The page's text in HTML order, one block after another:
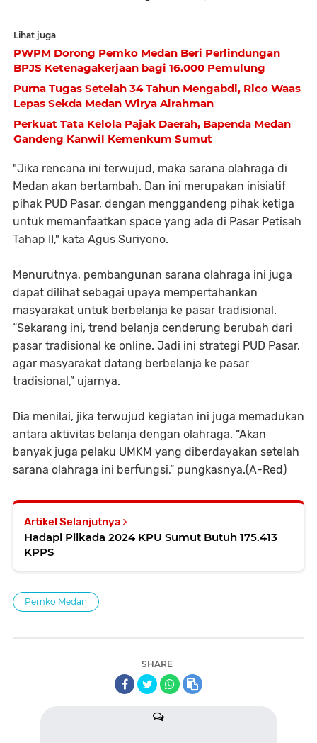
Lihat juga
PWPM Dorong Pemko Medan Beri Perlindungan
BPJS Ketenagakerjaan bagi 16.000 Pemulung
Purna Tugas Setelah 34 Tahun Mengabdi, Rico Waas
Lepas Sekda Medan Wirya Alrahman
Perkuat Tata Kelola Pajak Daerah, Bapenda Medan
Gandeng Kanwil Kemenkum Sumut
"Jika rencana ini terwujud, maka sarana olahraga di
Medan akan bertambah. Dan ini merupakan inisiatif
pihak PUD Pasar, dengan menggandeng pihak ketiga
untuk memanfaatkan space yang ada di Pasar Petisah
Tahap II," kata Agus Suriyono.
Menurutnya, pembangunan sarana olahraga ini juga
dapat dilihat sebagai upaya mempertahankan
masyarakat untuk berbelanja ke pasar tradisional.
“Sekarang ini, trend belanja cenderung berubah dari
pasar tradisional ke online. Jadi ini strategi PUD Pasar,
agar masyarakat datang berbelanja ke pasar
tradisional,” ujarnya.
Dia menilai, jika terwujud kegiatan ini juga memadukan
antara aktivitas belanja dengan olahraga. “Akan
banyak juga pelaku UMKM yang diberdayakan setelah
sarana olahraga ini berfungsi,” pungkasnya.(A-Red)
Artikel Selanjutnya
Hadapi Pilkada 2024 KPU Sumut Butuh 175.413
KPPS
Pemko Medan
SHARE